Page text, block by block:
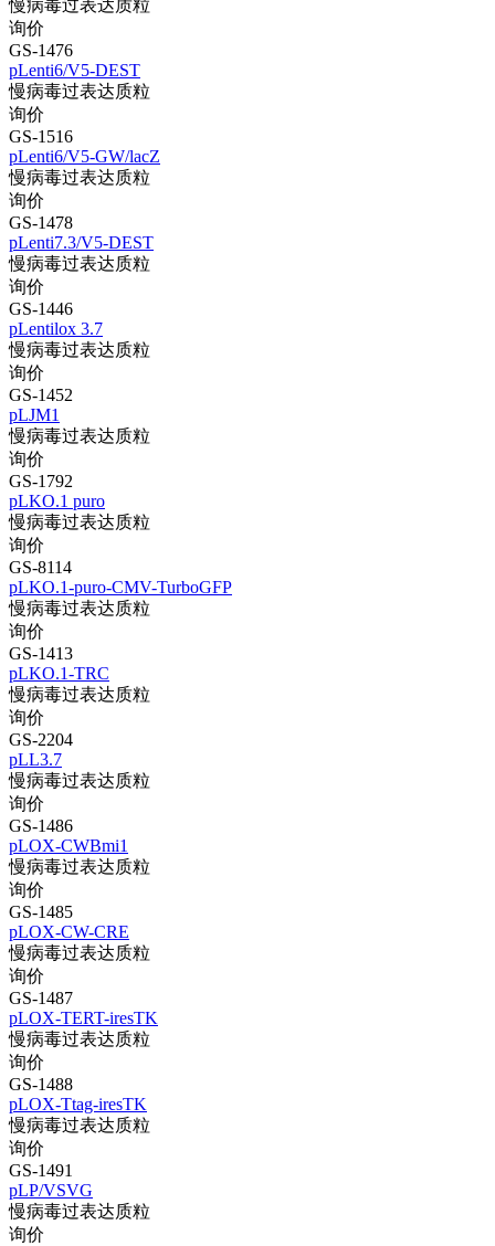
慢病毒过表达质粒
询价
GS-1476
pLenti6/V5-DEST
慢病毒过表达质粒
询价
GS-1516
pLenti6/V5-GW/lacZ
慢病毒过表达质粒
询价
GS-1478
pLenti7.3/V5-DEST
慢病毒过表达质粒
询价
GS-1446
pLentilox 3.7
慢病毒过表达质粒
询价
GS-1452
pLJM1
慢病毒过表达质粒
询价
GS-1792
pLKO.1 puro
慢病毒过表达质粒
询价
GS-8114
pLKO.1-puro-CMV-TurboGFP
慢病毒过表达质粒
询价
GS-1413
pLKO.1-TRC
慢病毒过表达质粒
询价
GS-2204
pLL3.7
慢病毒过表达质粒
询价
GS-1486
pLOX-CWBmi1
慢病毒过表达质粒
询价
GS-1485
pLOX-CW-CRE
慢病毒过表达质粒
询价
GS-1487
pLOX-TERT-iresTK
慢病毒过表达质粒
询价
GS-1488
pLOX-Ttag-iresTK
慢病毒过表达质粒
询价
GS-1491
pLP/VSVG
慢病毒过表达质粒
询价